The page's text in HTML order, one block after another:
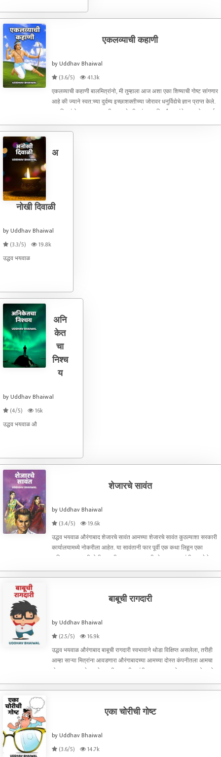
एकलव्याची कहाणी
by Uddhav Bhaiwal
(3.6/5)
41.3k
एकलव्याची कहाणी बालमित्रांनो, मी तुम्हाला आज अशा एका शिष्याची गोष्ट सांगणार
आहे की ज्याने स्वत:च्या दुर्दम्य इच्छाशक्तीच्या जोरावर धनुर्विद्येचे ज्ञान प्राप्त केले.
बालमित्रांनो, आपल्याला माहीतच आहे की, पांडव आणि कौरव यांचे गुरू द्रोणाचार्य
अ
नोखी दिवाळी
by Uddhav Bhaiwal
(3.3/5)
19.8k
उद्धव भयवाळ
अनि
केत
चा
निश्च
य
by Uddhav Bhaiwal
(4/5)
16k
उद्धव भयवाळ औ
शेजारचे सावंत
by Uddhav Bhaiwal
(3.4/5)
19.6k
उद्धव भयवाळ औरंगाबाद शेजारचे सावंत आमच्या शेजारचे सावंत कुठल्याशा सरकारी
कार्यालयामध्ये नोकरीला आहेत. या सावंतानी फार पूर्वी एक कथा लिहून एका
मासिकाला पाठवली होती. पण ती साभार परत आली. तेव्हापासून त्यांनी ठरवलेले
बाबूची रागदारी
by Uddhav Bhaiwal
(2.5/5)
16.9k
उद्धव भयवाळ औरंगाबाद बाबूची रागदारी स्वभावाने थोडा विक्षिप्त असलेला, तरीही
आम्हा साऱ्या मित्रांना आवडणारा औरंगाबादच्या आमच्या दोस्त कंपनीतला आमचा
दोस्त बाबू लामतुरे हा एके काळी शास्त्रीय संगीतातला नावाजलेला गायक होता, हे
एका चोरीची गोष्ट
by Uddhav Bhaiwal
(3.6/5)
14.7k